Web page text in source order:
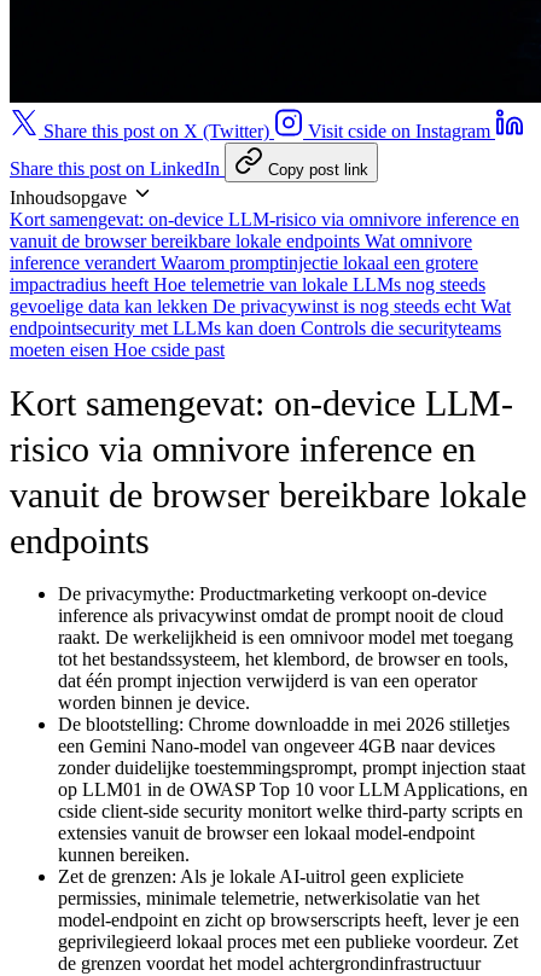
Share this post on X (Twitter)
Visit cside on Instagram
Share this post on LinkedIn
Copy post link
Inhoudsopgave
Kort samengevat: on-device LLM-risico via omnivore inference en
vanuit de browser bereikbare lokale endpoints Wat omnivore
inference verandert Waarom promptinjectie lokaal een grotere
impactradius heeft Hoe telemetrie van lokale LLMs nog steeds
gevoelige data kan lekken De privacywinst is nog steeds echt Wat
endpointsecurity met LLMs kan doen Controls die securityteams
moeten eisen Hoe cside past
Kort samengevat: on-device LLM-
risico via omnivore inference en
vanuit de browser bereikbare lokale
endpoints
De privacymythe: Productmarketing verkoopt on-device
inference als privacywinst omdat de prompt nooit de cloud
raakt. De werkelijkheid is een omnivoor model met toegang
tot het bestandssysteem, het klembord, de browser en tools,
dat één prompt injection verwijderd is van een operator
worden binnen je device.
De blootstelling: Chrome downloadde in mei 2026 stilletjes
een Gemini Nano-model van ongeveer 4GB naar devices
zonder duidelijke toestemmingsprompt, prompt injection staat
op LLM01 in de OWASP Top 10 voor LLM Applications, en
cside client-side security monitort welke third-party scripts en
extensies vanuit de browser een lokaal model-endpoint
kunnen bereiken.
Zet de grenzen: Als je lokale AI-uitrol geen expliciete
permissies, minimale telemetrie, netwerkisolatie van het
model-endpoint en zicht op browserscripts heeft, lever je een
geprivilegieerd lokaal proces met een publieke voordeur. Zet
de grenzen voordat het model achtergrondinfrastructuur